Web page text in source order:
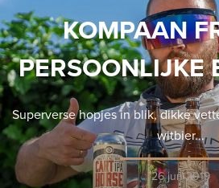
KOMPAAN
PERSOONLIJKE
Superverse hopjes in blik, dikke
witbier...
26 jun 2019